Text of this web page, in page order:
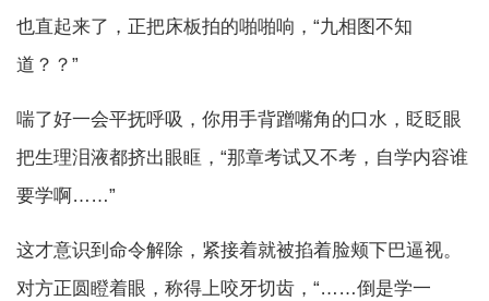
也直起来了，正把床板拍的啪啪响，“九相图不知
道？？”
喘了好一会平抚呼吸，你用手背蹭嘴角的口水，眨眨眼
把生理泪液都挤出眼眶，“那章考试又不考，自学内容谁
要学啊……”
这才意识到命令解除，紧接着就被掐着脸颊下巴逼视。
对方正圆瞪着眼，称得上咬牙切齿，“……倒是学一